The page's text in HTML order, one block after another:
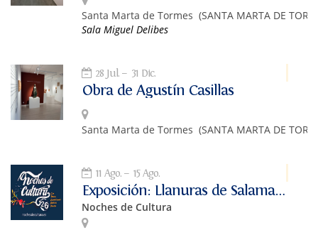
Santa Marta de Tormes (SANTA MARTA DE
Sala Miguel Delibes
28 Jul. 31 Dic.
Obra de Agustín Casillas
Santa Marta de Tormes (SANTA MARTA DE
11 Ago. 15 Ago.
Exposición: Llanuras de Salamanca
Noches de Cultura